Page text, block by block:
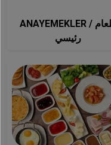
ANAYEMEKLER / طعام
رئيسي